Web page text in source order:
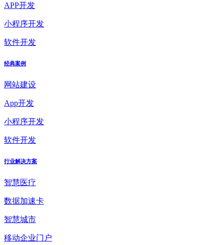
APP开发
小程序开发
软件开发
经典案例
网站建设
App开发
小程序开发
软件开发
行业解决方案
智慧医疗
数据加速卡
智慧城市
移动企业门户